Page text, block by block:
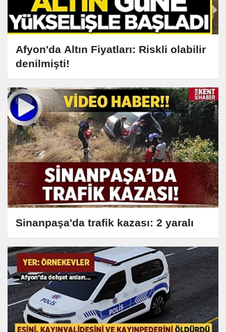
Afyon'da Altın Fiyatları: Riskli olabilir
denilmişti!
Sinanpaşa'da trafik kazası: 2 yaralı